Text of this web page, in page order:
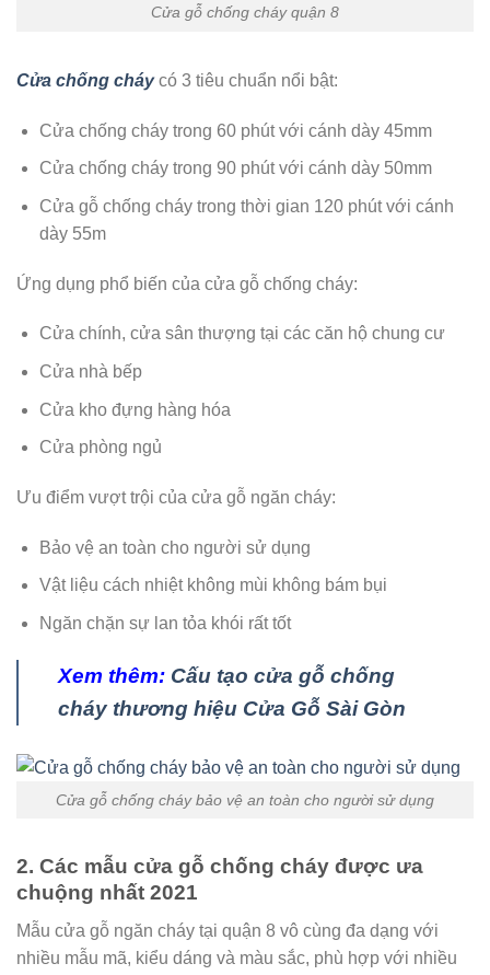
Cửa gỗ chống cháy quận 8
Cửa chống cháycó 3 tiêu chuẩn nổi bật:
Cửa chống cháy trong 60 phút với cánh dày 45mm
Cửa chống cháy trong 90 phút với cánh dày 50mm
Cửa gỗ chống cháy trong thời gian 120 phút với cánh
dày 55m
Ứng dụng phổ biến của cửa gỗ chống cháy:
Cửa chính, cửa sân thượng tại các căn hộ chung cư
Cửa nhà bếp
Cửa kho đựng hàng hóa
Cửa phòng ngủ
Ưu điểm vượt trội của cửa gỗ ngăn cháy:
Bảo vệ an toàn cho người sử dụng
Vật liệu cách nhiệt không mùi không bám bụi
Ngăn chặn sự lan tỏa khói rất tốt
Xem thêm: Cấu tạo cửa gỗ chống
cháy thương hiệu Cửa Gỗ Sài Gòn
Cửa gỗ chống cháy bảo vệ an toàn cho người sử dụng
2. Các mẫu cửa gỗ chống cháy được ưa
chuộng nhất 2021
Mẫu cửa gỗ ngăn cháy tại quận 8 vô cùng đa dạng với
nhiều mẫu mã, kiểu dáng và màu sắc, phù hợp với nhiều